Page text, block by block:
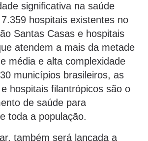
significativa na saúde
hospitais existentes no
Santas Casas e hospitais
atendem a mais da metade
média e alta complexidade
municípios brasileiros, as
hospitais filantrópicos são o
de saúde para
toda a população.
também será lançada a